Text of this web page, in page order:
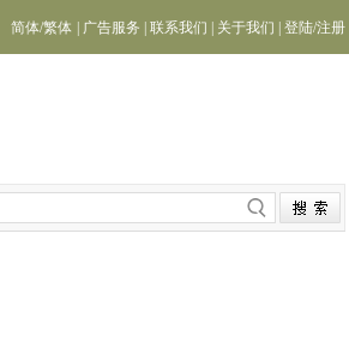
简体/繁体 广告服务 联系我们 关于我们 登陆/注册